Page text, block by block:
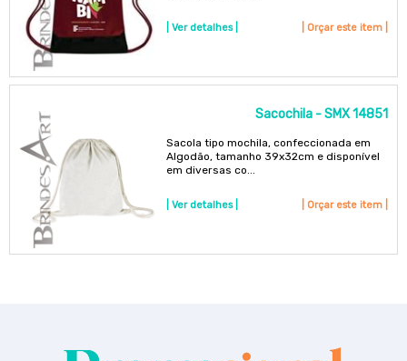
| Ver detalhes | | Orçar este item |
Sacochila - SMX 14851
Sacola tipo mochila, confeccionada em
Algodão, tamanho 39x32cm e disponível
em diversas co...
| Ver detalhes | | Orçar este item |